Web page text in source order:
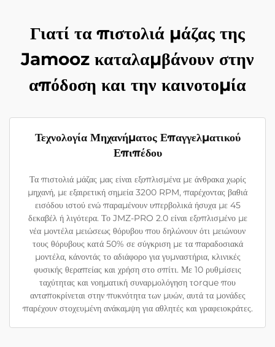
Γιατί τα πιστολιά μάζας της
Jamooz καταλαμβάνουν στην
απόδοση και την καινοτομία
Τεχνολογία Μηχανήματος Επαγγελματικού
Επιπέδου
Τα πιστολιά μάζας μας είναι εξοπλισμένα με άνθρακα χωρίς
μηχανή, με εξαιρετική σημεία 3200 RPM, παρέχοντας βαθιά
εισόδου ιστού ενώ παραμένουν υπερβολικά ήσυχα με 45
δεκαβέλ ή λιγότερα. Το JMZ-PRO 2.0 είναι εξοπλισμένο με
νέα μοντέλα μειώσεως θόρυβου που δηλώνουν ότι μειώνουν
τους θόρυβους κατά 50% σε σύγκριση με τα παραδοσιακά
μοντέλα, κάνοντάς το αδιάφορο για γυμναστήρια, κλινικές
φυσικής θεραπείας και χρήση στο σπίτι. Με 10 ρυθμίσεις
ταχύτητας και νοηματική συναρμολόγηση τorque που
ανταποκρίνεται στην πυκνότητα των μυών, αυτά τα μονάδες
παρέχουν στοχευμένη ανάκαμψη για αθλητές και γραφειοκράτες.